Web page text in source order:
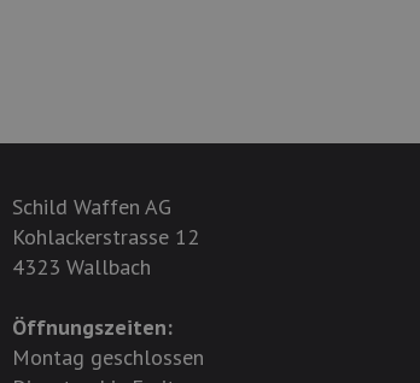
Schild Waffen AG
Kohlackerstrasse 12
4323 Wallbach
Öffnungszeiten:
Montag geschlossen